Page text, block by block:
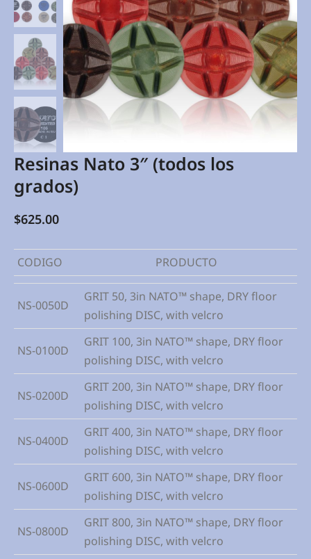
Resinas Nato 3″ (todos los
grados)
$625.00
CODIGO PRODUCTO
NS-0050D
GRIT 50, 3in NATO™ shape, DRY floor
polishing DISC, with velcro
NS-0100D
GRIT 100, 3in NATO™ shape, DRY floor
polishing DISC, with velcro
NS-0200D
GRIT 200, 3in NATO™ shape, DRY floor
polishing DISC, with velcro
NS-0400D
GRIT 400, 3in NATO™ shape, DRY floor
polishing DISC, with velcro
NS-0600D
GRIT 600, 3in NATO™ shape, DRY floor
polishing DISC, with velcro
NS-0800D
GRIT 800, 3in NATO™ shape, DRY floor
polishing DISC, with velcro